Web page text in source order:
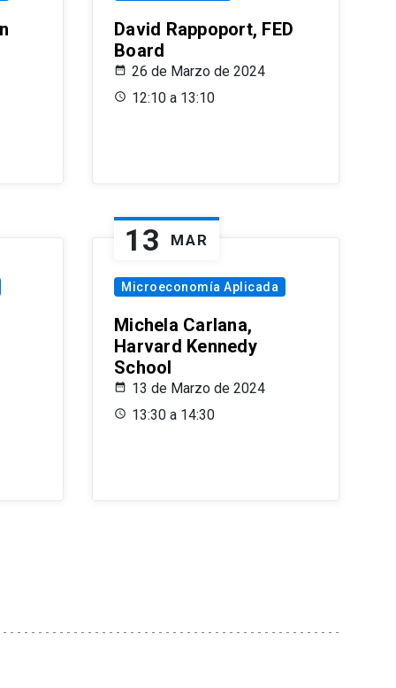
David Rappoport, FED
Board
26 de Marzo de 2024
12:10 a 13:10
13 MAR
Microeconomía Aplicada
Michela Carlana,
Harvard Kennedy
School
13 de Marzo de 2024
13:30 a 14:30